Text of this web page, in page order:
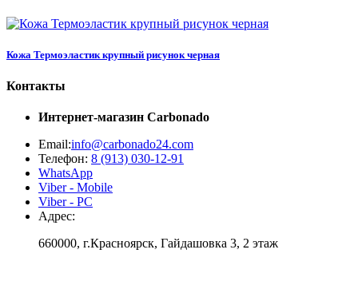
Кожа Термоэластик крупный рисунок черная
Контакты
Интернет-магазин Carbonado
Email:info@carbonado24.com
Телефон: 8 (913) 030-12-91
WhatsApp
Viber - Mobile
Viber - PC
Адрес:
660000, г.Красноярск, Гайдашовка 3, 2 этаж